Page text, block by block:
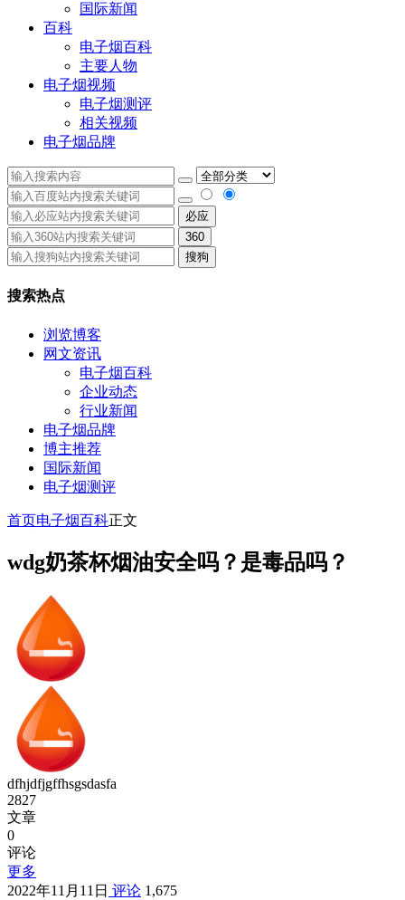
国际新闻
百科
电子烟百科
主要人物
电子烟视频
电子烟测评
相关视频
电子烟品牌
必应
360
搜狗
搜索热点
浏览博客
网文资讯
电子烟百科
企业动态
行业新闻
电子烟品牌
博主推荐
国际新闻
电子烟测评
首页电子烟百科正文
wdg奶茶杯烟油安全吗？是毒品吗？
dfhjdfjgffhsgsdasfa
2827
文章
0
评论
更多
2022年11月11日 评论 1,675